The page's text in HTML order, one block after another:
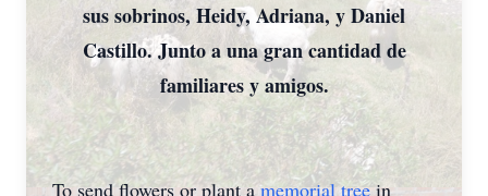
sus sobrinos, Heidy, Adriana, y Daniel
Castillo. Junto a una gran cantidad de
familiares y amigos.
To send flowers or plant amemorial treein